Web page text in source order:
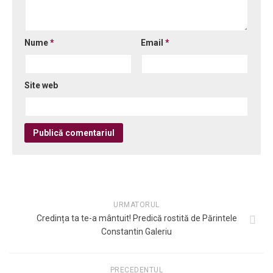
Nume* Email*
Site web
URMATORUL
Credința ta te-a mântuit! Predică rostită de Părintele
Constantin Galeriu
PRECEDENTUL